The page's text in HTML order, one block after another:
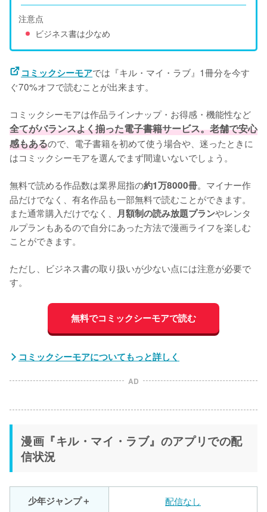
注意点
ビジネス書は少なめ
コミックシーモアでは『キル・マイ・ラブ』1冊分を今す
ぐ70%オフで読むことが出来ます。
コミックシーモアは作品ラインナップ・お得感・機能性など
全てがバランスよく揃った電子書籍サービス。老舗で安心
感もあるので、電子書籍を初めて使う場合や、迷ったときに
はコミックシーモアを選んでまず間違いないでしょう。
無料で読める作品数は業界屈指の約1万8000冊。マイナー作
品だけでなく、有名作品も一部無料で読むことができます。
また通常購入だけでなく、 月額制の読み放題プランやレンタ
ルプランもあるので自分にあった方法で漫画ライフを楽しむ
ことができます。
ただし、ビジネス書の取り扱いが少ない点には注意が必要で
す。
無料でコミックシーモアで読む
コミックシーモアについてもっと詳しく
AD
漫画『キル・マイ・ラブ』のアプリでの配
信状況
少年ジャンプ＋ 配信なし